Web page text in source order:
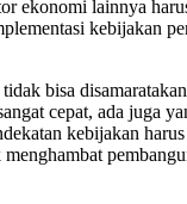
ekonomi lainnya
kebijakan
bisa
cepat, ada juga
kebijakan